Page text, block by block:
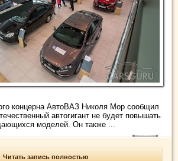
концерна АвтоВАЗ Николя Мор сообщил
автогигант не будет повышать
моделей. Он также ...
Читать запись полностью